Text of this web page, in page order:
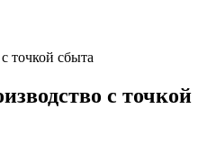
точкой сбыта
с точкой